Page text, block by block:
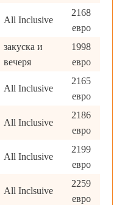
All Inclusive
2168
евро
закуска и
вечеря
1998
евро
All Inclusive
2165
евро
All Inclusive
2186
евро
All Inclusive
2199
евро
All Inclsuive
2259
евро